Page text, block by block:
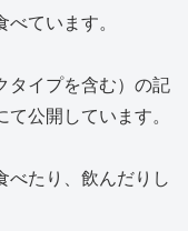
ています。
タイプを含む）の記
て公開しています。
べたり、飲んだりし